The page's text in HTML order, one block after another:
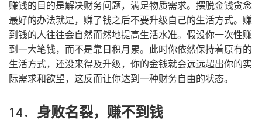
赚钱的目的是解决财务问题，满足物质需求。摆脱金钱贪念
最好的办法就是，赚了钱之后不要升级自己的生活方式。赚
到钱的人往往会自然而然地提高生活水准。假设你一次性赚
到一大笔钱，而不是靠日积月累。此时你依然保持着原有的
生活方式，还没来得及升级，你的金钱就会远远超出你的实
际需求和欲望，这反而让你达到一种财务自由的状态。
14. 身败名裂，赚不到钱